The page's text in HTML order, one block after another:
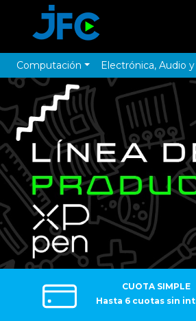
Computación Electrónica, Audio
CUOTA SIMPLE
Hasta 6 cuotas sin